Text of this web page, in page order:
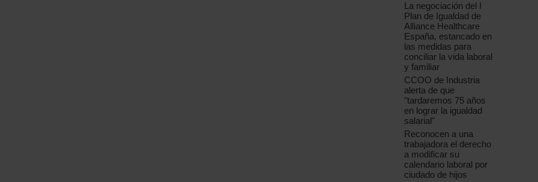
La negociación del I
Plan de Igualdad de
Alliance Healthcare
España, estancado en
las medidas para
conciliar la vida laboral
y familiar
CCOO de Industria
alerta de que
"tardaremos 75 años
en lograr la igualdad
salarial"
Reconocen a una
trabajadora el derecho
a modificar su
calendario laboral por
ciudado de hijos